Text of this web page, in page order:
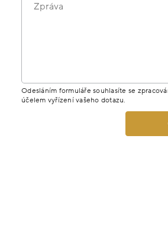
Zpráva
Odesláním formuláře souhlasíte se
účelem vyřízení vašeho dotazu.